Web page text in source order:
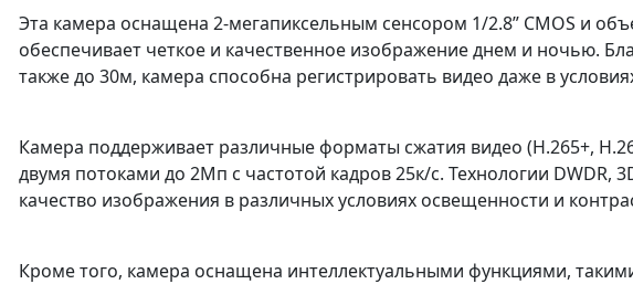
Эта камера оснащена 2-мегапиксельным сенсором 1/2.8” CMOS и
обеспечивает четкое и качественное изображение днем и ночью.
также до 30м, камера способна регистрировать видео даже в
Камера поддерживает различные форматы сжатия видео (H.265+,
двумя потоками до 2Мп с частотой кадров 25к/с. Технологии DWDR,
качество изображения в различных условиях освещенности и
Кроме того, камера оснащена интеллектуальными функциями,